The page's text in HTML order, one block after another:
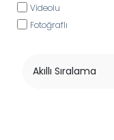
Videolu
Fotoğraflı